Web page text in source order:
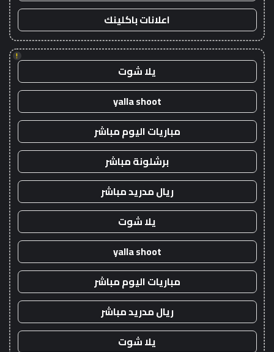
اعلانات باكلينك
!
يلا شوت
yalla shoot
مباريات اليوم مباشر
برشلونة مباشر
ريال مدريد مباشر
يلا شوت
yalla shoot
مباريات اليوم مباشر
ريال مدريد مباشر
يلا شوت